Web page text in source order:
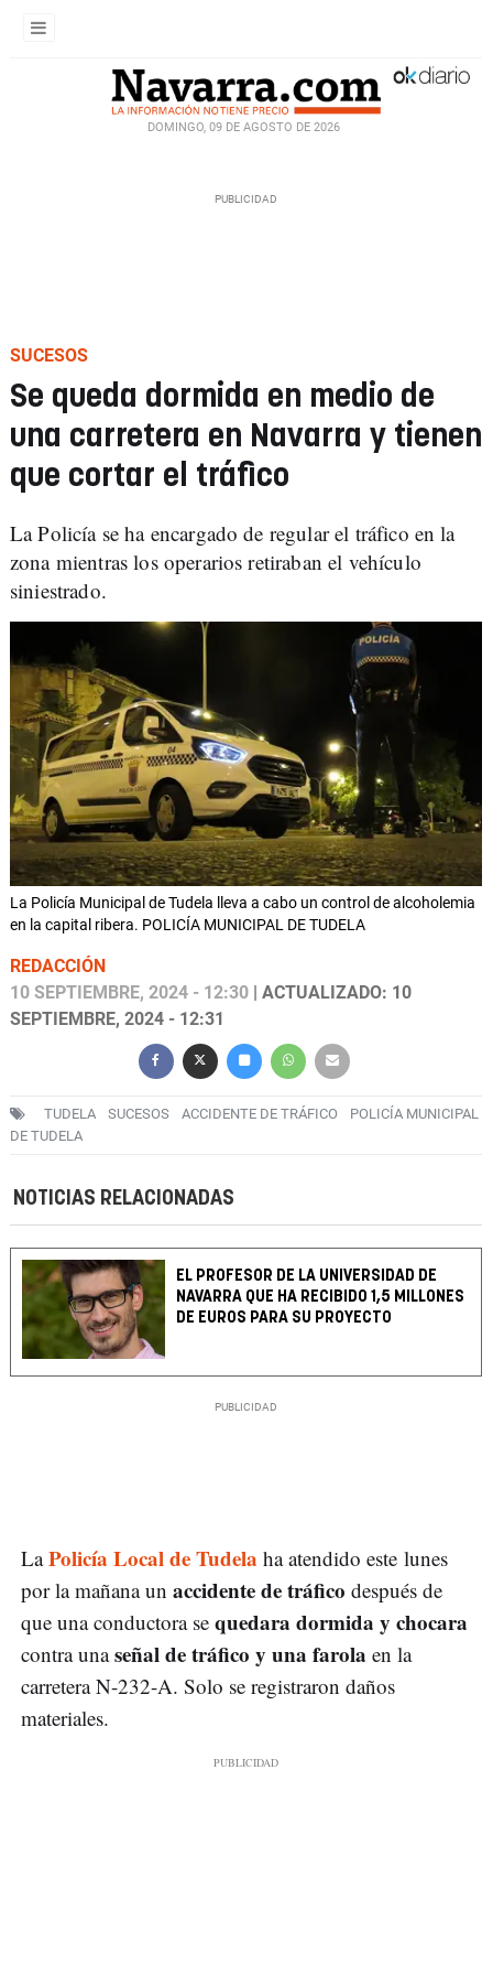
DOMINGO, 09 DE AGOSTO DE 2026
SUCESOS
Se queda dormida en medio de
una carretera en Navarra y tienen
que cortar el tráfico
La Policía se ha encargado de regular el tráfico en la
zona mientras los operarios retiraban el vehículo
siniestrado.
La Policía Municipal de Tudela lleva a cabo un control de alcoholemia
en la capital ribera. POLICÍA MUNICIPAL DE TUDELA
REDACCIÓN
10 SEPTIEMBRE, 2024 - 12:30 | ACTUALIZADO: 10
SEPTIEMBRE, 2024 - 12:31
TUDELA SUCESOS ACCIDENTE DE TRÁFICO
POLICÍA MUNICIPAL
DE TUDELA
NOTICIAS RELACIONADAS
EL PROFESOR DE LA UNIVERSIDAD DE
NAVARRA QUE HA RECIBIDO 1,5 MILLONES
DE EUROS PARA SU PROYECTO
La Policía Local de Tudela ha atendido este lunes
por la mañana un accidente de tráfico después de
que una conductora se quedara dormida y chocara
contra unaseñal de tráfico y una farola en la
carretera N-232-A. Solo se registraron daños
materiales.